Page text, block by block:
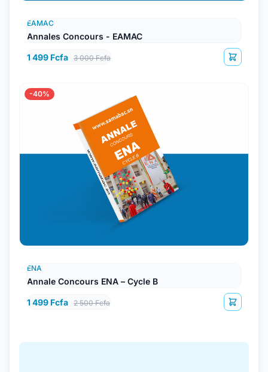
EAMAC
Annales Concours - EAMAC
1 499 Fcfa 3 000 Fcfa
-40%
ENA
Annale Concours ENA – Cycle B
1 499 Fcfa 2 500 Fcfa